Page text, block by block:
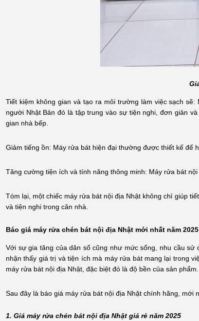
Tiết kiệm không gian và tạo ra môi trường làm việc sạch
người Nhật Bản đó là tập trung vào sự tiện nghi, đơn giản
gian nhà bếp.
Giảm tiếng ồn: Máy rửa bát hiện đại thường được thiết kế để
Tăng cường tiện ích và tính năng thông minh: Máy rửa bát
Tóm lại, một chiếc máy rửa bát nội địa Nhật không chỉ giúp
và tiện nghi trong căn nhà.
Báo giá máy rửa chén bát nội địa Nhật mới nhất năm 2025
Với sự gia tăng của dân số cũng như mức sống, nhu cầu
nhận thấy giá trị và tiện ích mà máy rửa bát mang lại trong
máy rửa bát nội địa Nhật, đặc biệt đó là độ bền của sản phẩm.
Sau đây là báo giá máy rửa bát nội địa Nhật chính hãng, mới
1. Giá máy rửa chén bát nội địa Nhật giá rẻ năm 2025